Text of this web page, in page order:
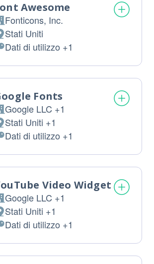
Awesome
Fonticons, Inc.
Stati Uniti
Dati di utilizzo +1
Fonts
Google LLC +1
Stati Uniti +1
Dati di utilizzo +1
Video Widget
Google LLC +1
Stati Uniti +1
Dati di utilizzo +1